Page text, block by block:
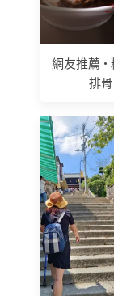
網友推薦 •
排